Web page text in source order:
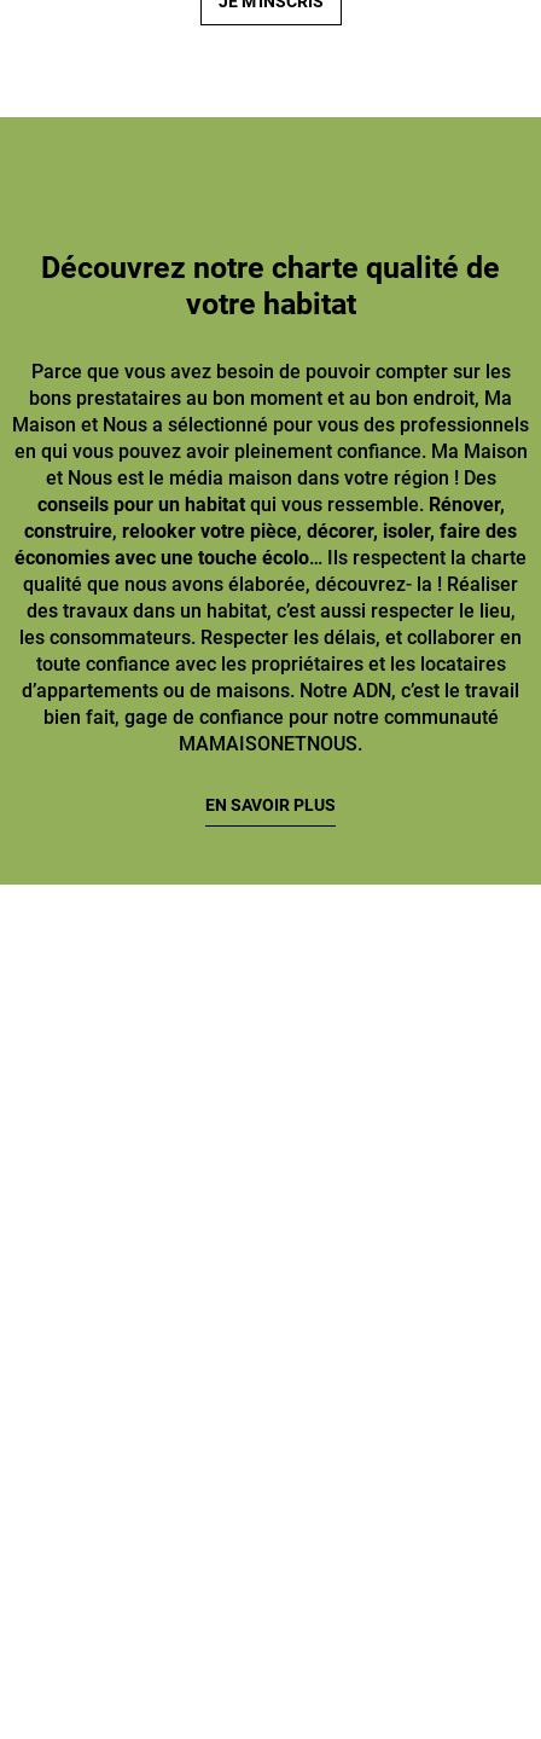
Découvrez notre charte qualité de
votre habitat
Parce que vous avez besoin de pouvoir compter sur les
bons prestataires au bon moment et au bon endroit, Ma
Maison et Nous a sélectionné pour vous des professionnels
en qui vous pouvez avoir pleinement confiance. Ma Maison
et Nous est le média maison dans votre région ! Des
conseils pour un habitatqui vous ressemble. Rénover,
construire, relooker votre pièce, décorer, isoler, faire des
économies avec une touche écolo… Ils respectent la charte
qualité que nous avons élaborée, découvrez- la ! Réaliser
des travaux dans un habitat, c’est aussi respecter le lieu,
les consommateurs. Respecter les délais, et collaborer en
toute confiance avec les propriétaires et les locataires
d’appartements ou de maisons. Notre ADN, c’est le travail
bien fait, gage de confiance pour notre communauté
MAMAISONETNOUS.
EN SAVOIR PLUS